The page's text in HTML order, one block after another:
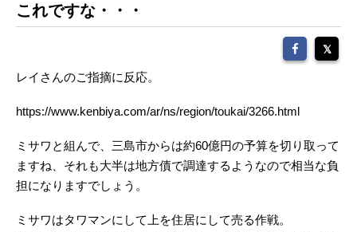
これですな・・・
レイさんのご指摘に反応。
https://www.kenbiya.com/ar/ns/region/toukai/3266.html
ミサワと組んで、三島市からは約60億円の予算を切り取って
ますね、それも大半は地方債で調達するようなので相当な負
担になりますでしょう。
ミサワはタワマンにして上を住居にして売る作戦。